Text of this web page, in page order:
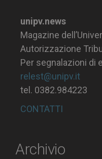
unipv.news
Magazine
Autorizzazione
Per segnalazioni di
relest@unipv.it
tel. 0382.984223
CONTATTI
Archivio